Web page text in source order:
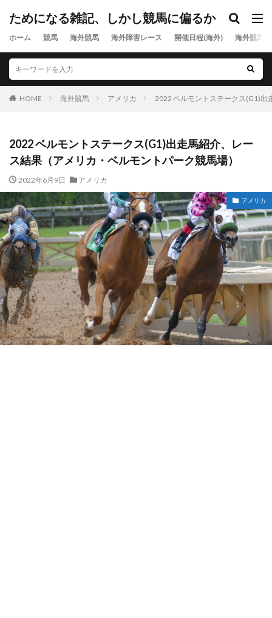
ためになる雑記、しかし競馬に偏るか
ホーム 競馬 海外競馬 海外障害レース 開催日程(海外) 海外競馬
HOME 海外競馬 アメリカ 2022 ベルモントステークス(G1)出
2022 ベルモントステークス(G1)出走馬紹介、レー
ス結果（アメリカ・ベルモントパーク競馬場）
2022年6月9日 アメリカ
アメリカ